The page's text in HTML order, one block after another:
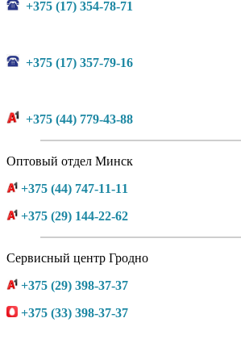
+375 (17) 354-78-71
+375 (17) 357-79-16
+375 (44) 779-43-88
Оптовый отдел Минск
+375 (44) 747-11-11
+375 (29) 144-22-62
Сервисный центр Гродно
+375 (29) 398-37-37
+375 (33) 398-37-37